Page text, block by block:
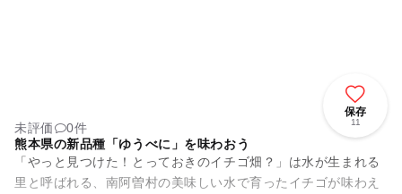
保存
11
未評価
0件
熊本県の新品種「ゆうべに」を味わおう
「やっと見つけた！とっておきのイチゴ畑？」は水が生まれる
里と呼ばれる、南阿曽村の美味しい水で育ったイチゴが味わえ